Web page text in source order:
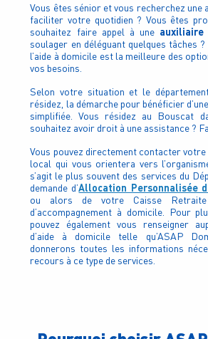
Vous êtes sénior et vous recherchez une
faciliter votre quotidien ? Vous êtes
souhaitez faire appel à une auxiliaire
soulager en déléguant quelques tâches
l’aide à domicile est la meilleure des
vos besoins.
Selon votre situation et le
résidez, la démarche pour bénéficier
simplifiée. Vous résidez au Bouscat
souhaitez avoir droit à une assistance ?
Vous pouvez directement contacter
local qui vous orientera vers
s’agit le plus souvent des services du
demande d’Allocation Personnalisée
ou alors de votre Caisse
d’accompagnement à domicile. Pour
pouvez également vous renseigner
d’aide à domicile telle qu’ASAP
donnerons toutes les informations
recours à ce type de services.